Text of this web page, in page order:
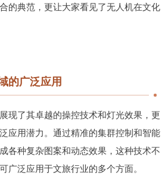
的典范，更让大家看见了无人机在文化
的广泛应用
现了其卓越的操控技术和灯光效果，更
应用潜力。通过精准的集群控制和智能
各种复杂图案和动态效果，这种技术不
广泛应用于文旅行业的多个方面。